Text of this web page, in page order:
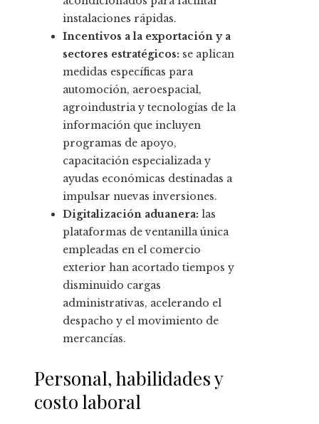
instalaciones rápidas.
Incentivos a la exportación y a
sectores estratégicos: se aplican
medidas específicas para
automoción, aeroespacial,
agroindustria y tecnologías de la
información que incluyen
programas de apoyo,
capacitación especializada y
ayudas económicas destinadas a
impulsar nuevas inversiones.
Digitalización aduanera: las
plataformas de ventanilla única
empleadas en el comercio
exterior han acortado tiempos y
disminuido cargas
administrativas, acelerando el
despacho y el movimiento de
mercancías.
Personal, habilidades y
costo laboral